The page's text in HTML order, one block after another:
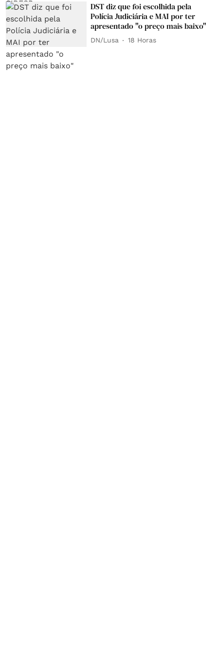
DST diz que foi escolhida pela
Polícia Judiciária e MAI por ter
apresentado "o preço mais baixo"
DN/Lusa 18 Horas